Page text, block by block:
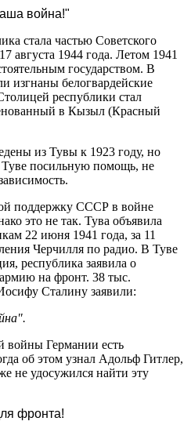
война!"
стала частью Советского
августа 1944 года. Летом 1941
государством. В
изгнаны белогвардейские
республики стал
в Кызыл (Красный
из Тувы к 1923 году, но
посильную помощь, не
поддержку СССР в войне
это не так. Тува объявила
22 июня 1941 года, за 11
Черчилля по радио. В Туве
республика заявила о
на фронт. 38 тыс.
Сталину заявили:
войны Германии есть
об этом узнал Адольф Гитлер,
не удосужился найти эту
фронта!